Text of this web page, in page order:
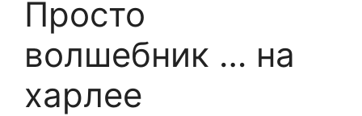
Просто
волшебник … на
харлее